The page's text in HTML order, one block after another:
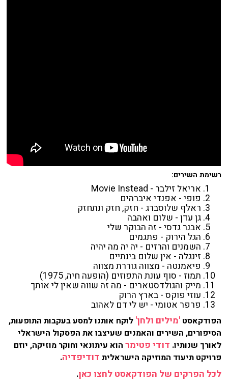
רשימת השירים:
אריאל זילבר - Movie Instead
פופי - אפנדי איברהים
ראלף שלוסברג - חזק, חזק ונתחזק
גן עדן - שלום ואהבה
אבנר גדסי - זה הבוקר שלי
הגל הירוק - פתגמים
השמנים והרזים - יה יה מה יהיה
זינגלה - אין שלום בינתיים
פיאמנטה - מצווה גוררת מצווה
תמוז - סוף עונת התפוזים (הופעה חיה, 1975)
מייק והגולדסטארים - מה זה שווה שאין לי אותך
עוזי פוקס - בארץ הרוק
פרפר אטומי - יש לי דם לאהוב
הפודקאסט'מילים ולחן' לוקח אותנו למסע בעקבות התופעות,
הסיפורים, השירים והאמנים שעיצבו את הפסקול הישראלי
לאורך שנותיו. דודי פטימר הוא עיתונאי וחוקר מוזיקה, יוזם
פרויקט תיעוד המוזיקה הישראלית דודיפדיה.
לכל הפרקים של הפודקאסט לחצו כאן.